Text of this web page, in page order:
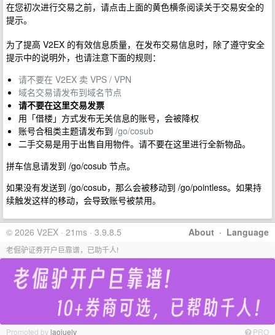
在您初次进行交易之前，请点击上面的黄色横条阅读关于交易安全的
提示。
为了提高 V2EX 的有效信息质量，在发布交易信息时，除了遵守安全
提示中的说明外，也请注意下面的规则：
请不要在 V2EX 卖 VPS / VPN
域名交易请发布到域名节点
请不要在这里交易发票
用「借楼」方式发布无关信息的账号，会被降权
账号合租类主题请发布到 /go/cosub
二手交易是用于出售自用物件。请不要在这里进行全新物品。
拼车信息请发到 /go/cosub 节点。
如果没有发送到 /go/cosub，那么会被移动到 /go/pointless。如果持
续触发这样的移动，会导致账号被禁用。
About · Language
© 2026 V2EX · 21ms · 3.9.8.5
老倔驴证券开户巨靠谱，已助千人!
Promoted bylaojuelv PRO